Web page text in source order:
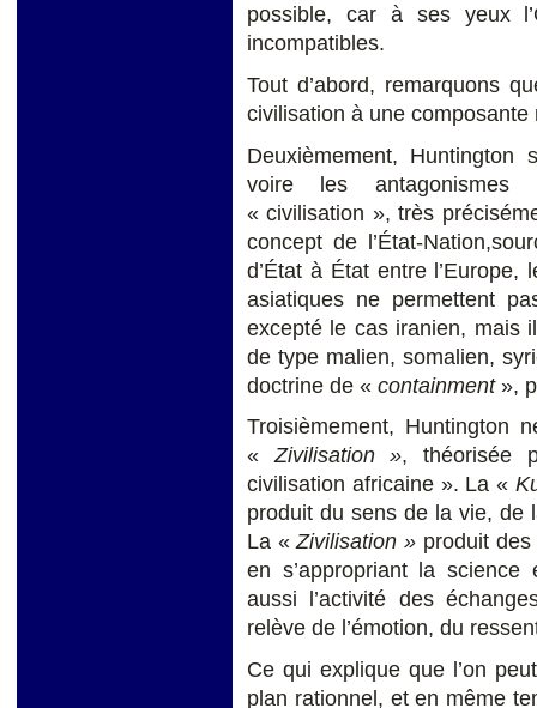
possible, car à ses yeux
incompatibles.
Tout d’abord, remarquons
civilisation à une composante
Deuxièmement,
voire les antagonismes
« civilisation », très
concept de l’État-
d’État à État entre
asiatiques ne permettent
excepté le cas iranien, mais
de type malien, somalien,
doctrine de « containment »,
Troisièmement, Huntington
«Zivilisation », théorisée
civilisation africaine ». La «
produit du sens de la vie, de
La «Zivilisation » produit des
en s’appropriant la science
aussi l’activité des
relève de l’émotion, du
Ce qui explique que l’on
plan rationnel, et en même